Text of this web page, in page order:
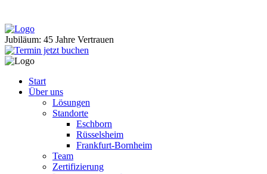
Jubiläum: 45 Jahre Vertrauen
Start
Über uns
Lösungen
Standorte
Eschborn
Rüsselsheim
Frankfurt-Bornheim
Team
Zertifizierung